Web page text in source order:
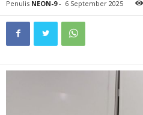
Penulis NEON-9- 6 September 2025